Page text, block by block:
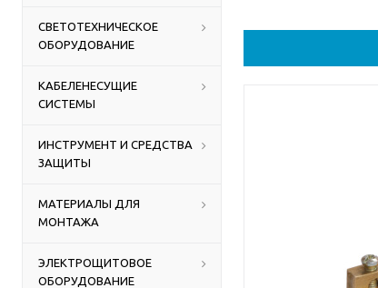
СВЕТОТЕХНИЧЕСКОЕ
ОБОРУДОВАНИЕ
КАБЕЛЕНЕСУЩИЕ
СИСТЕМЫ
ИНСТРУМЕНТ И СРЕДСТВА
ЗАЩИТЫ
МАТЕРИАЛЫ ДЛЯ
МОНТАЖА
ЭЛЕКТРОЩИТОВОЕ
ОБОРУДОВАНИЕ